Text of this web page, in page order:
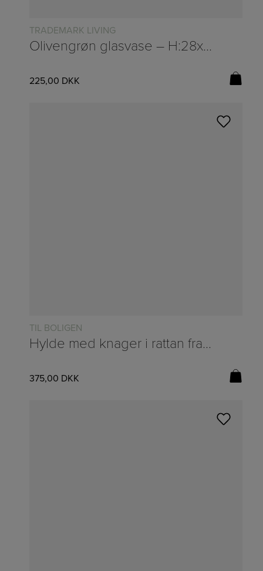
TRADEMARK LIVING
Olivengrøn glasvase – H:28xØ:12cm
225,00 DKK
TIL BOLIGEN
Hylde med knager i rattan fra Ib Laursen – 50x25cm
375,00 DKK